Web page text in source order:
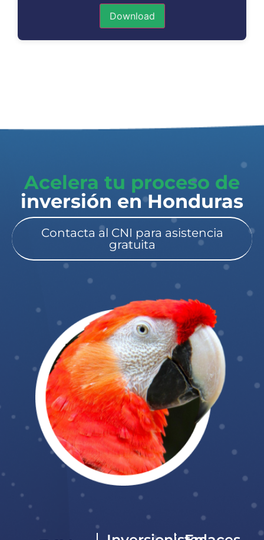
Download
Acelera tu proceso de
inversión en Honduras​
Contacta al CNI para asistencia
gratuita